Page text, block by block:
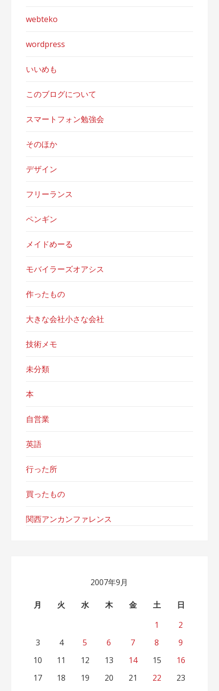
webteko
wordpress
いいめも
このブログについて
スマートフォン勉強会
そのほか
デザイン
フリーランス
ペンギン
メイドめーる
モバイラーズオアシス
作ったもの
大きな会社小さな会社
技術メモ
未分類
本
自営業
英語
行った所
買ったもの
関西アンカンファレンス
2007年9月
月 火 水 木 金 土
日
1
2
3
4 5 6 7 8
9
10
11 12 13 14 15
16
17
18 19 20 21 22
23